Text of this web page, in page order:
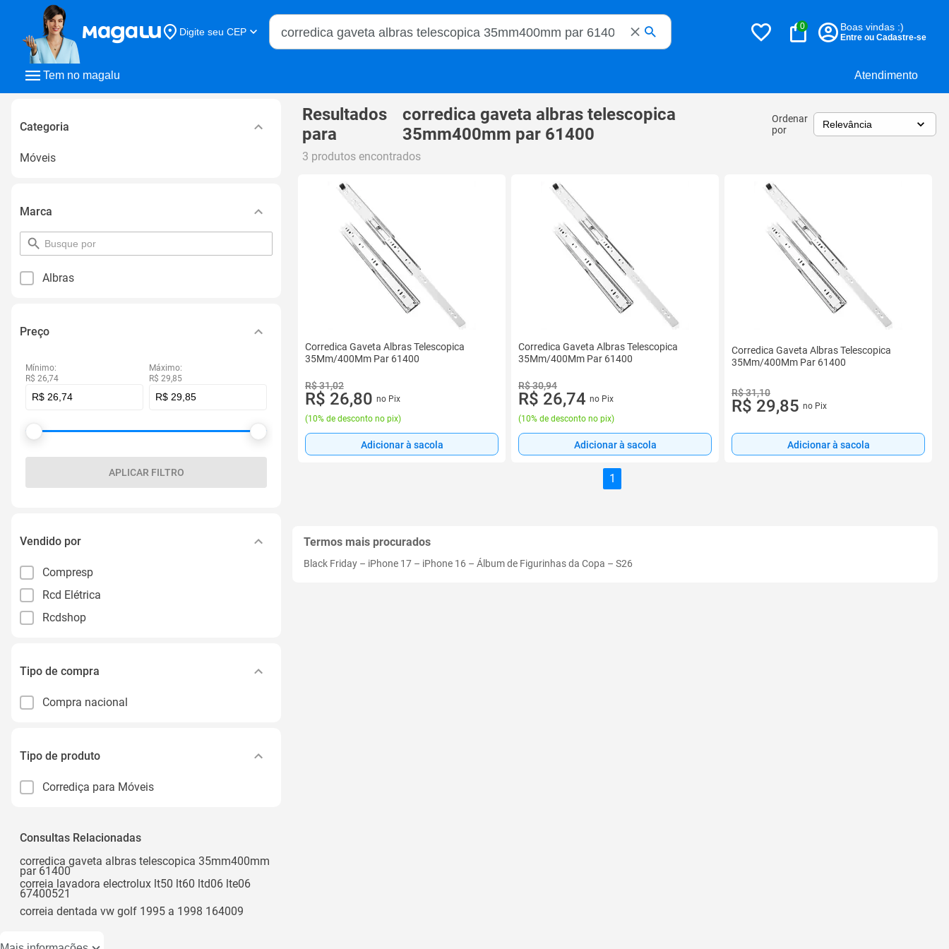
Tem no magalu Atendimento
Digite seu CEP
Buscar no Magalu
0 Boas vindas :)
Entre ou Cadastre-se
Categoria
Móveis
Marca
pesquisar
por
Albras
Preço
Mínimo:
R$ 26,74
Máximo:
R$ 29,85
APLICAR FILTRO
Vendido por
Compresp
Rcd Elétrica
Rcdshop
Tipo de compra
Compra nacional
Tipo de produto
Corrediça para Móveis
Consultas Relacionadas
corredica gaveta albras telescopica 35mm400mm
par 61400
correia lavadora electrolux lt50 lt60 ltd06 lte06
67400521
correia dentada vw golf 1995 a 1998 164009
Resultados
para
corredica gaveta albras telescopica
35mm400mm par 61400
Ordenar
por
3 produtos encontrados
Corredica Gaveta Albras Telescopica
35Mm/400Mm Par 61400
R$ 31,02
R$ 26,80 no Pix
(10% de desconto no pix)
Adicionar à sacola
Corredica Gaveta Albras Telescopica
35Mm/400Mm Par 61400
R$ 30,94
R$ 26,74 no Pix
(10% de desconto no pix)
Adicionar à sacola
Corredica Gaveta Albras Telescopica
35Mm/400Mm Par 61400
R$ 31,10
R$ 29,85 no Pix
Adicionar à sacola
1
Termos mais procurados
Black Friday – iPhone 17 – iPhone 16 – Álbum de Figurinhas da Copa – S26